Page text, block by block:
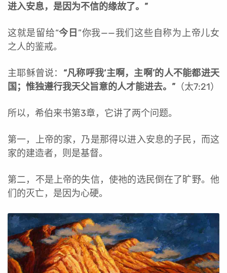
进入安息，是因为不信的缘故了。”
这就是留给“今日 ”你我——我们这些自称为上帝儿女
之人的鉴戒。
主耶稣曾说： “凡称呼我‘主啊，主啊’的人不能都进天
国；惟独遵行我天父旨意的人才能进去。” （太7:21）
所以，希伯来书第3章，它讲了两个问题。
第一，上帝的家，乃是那得以进入安息的子民，而这
家的建造者，则是基督。
第二，不是上帝的失信，使祂的选民倒在了旷野。他
们的灭亡，是因为心硬。